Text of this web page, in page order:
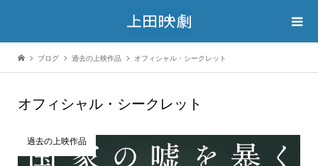
ブログ 過去の上映作品 オフィシャル・シークレット
オフィシャル・シークレット
過去の上映作品